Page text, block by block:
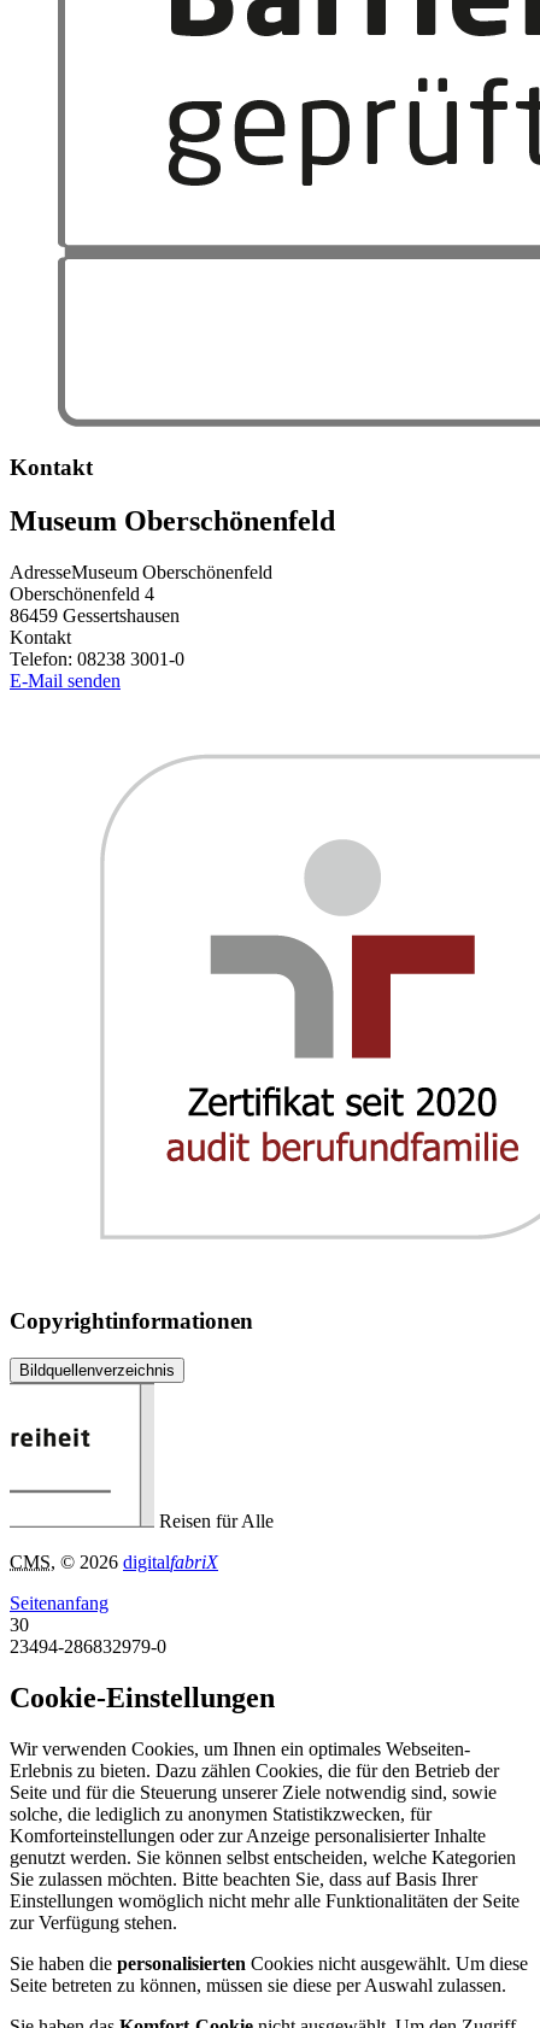
Kontakt
Museum Oberschönenfeld
AdresseMuseum Oberschönenfeld
Oberschönenfeld 4
86459 Gessertshausen
Kontakt
Telefon: 08238 3001-0
E-Mail senden
Copyrightinformationen
Bildquellenverzeichnis
Reisen für Alle
CMS, © 2026 digitalfabriX
Seitenanfang
30
23494-286832979-0
Cookie-Einstellungen
Wir verwenden Cookies, um Ihnen ein optimales Webseiten-
Erlebnis zu bieten. Dazu zählen Cookies, die für den Betrieb der
Seite und für die Steuerung unserer Ziele notwendig sind, sowie
solche, die lediglich zu anonymen Statistikzwecken, für
Komforteinstellungen oder zur Anzeige personalisierter Inhalte
genutzt werden. Sie können selbst entscheiden, welche Kategorien
Sie zulassen möchten. Bitte beachten Sie, dass auf Basis Ihrer
Einstellungen womöglich nicht mehr alle Funktionalitäten der Seite
zur Verfügung stehen.
Sie haben die personalisierten Cookies nicht ausgewählt. Um diese
Seite betreten zu können, müssen sie diese per Auswahl zulassen.